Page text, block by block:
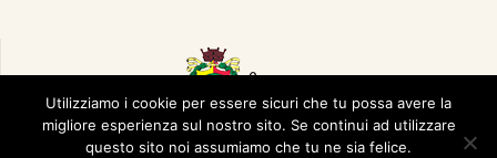
Utilizziamo i cookie per essere sicuri che tu possa avere la
migliore esperienza sul nostro sito. Se continui ad utilizzare
questo sito noi assumiamo che tu ne sia felice.